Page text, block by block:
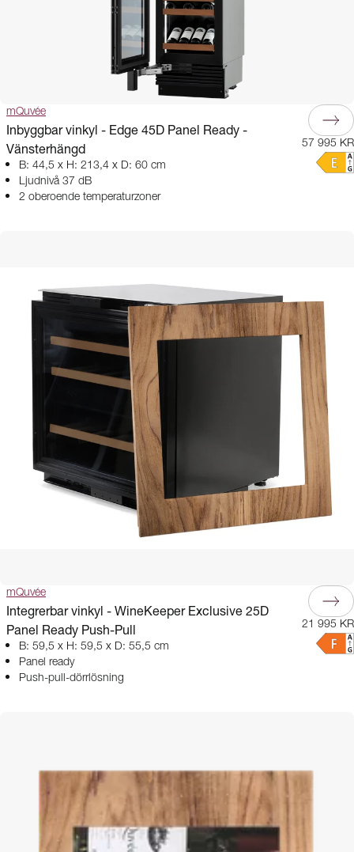
mQuvée
Inbyggbar vinkyl - Edge 45D Panel Ready -
Vänsterhängd
B: 44,5 x H: 213,4 x D: 60 cm
Ljudnivå 37 dB
2 oberoende temperaturzoner
57 995 KR
mQuvée
Integrerbar vinkyl - WineKeeper Exclusive 25D
Panel Ready Push-Pull
B: 59,5 x H: 59,5 x D: 55,5 cm
Panel ready
Push-pull-dörrlösning
21 995 KR